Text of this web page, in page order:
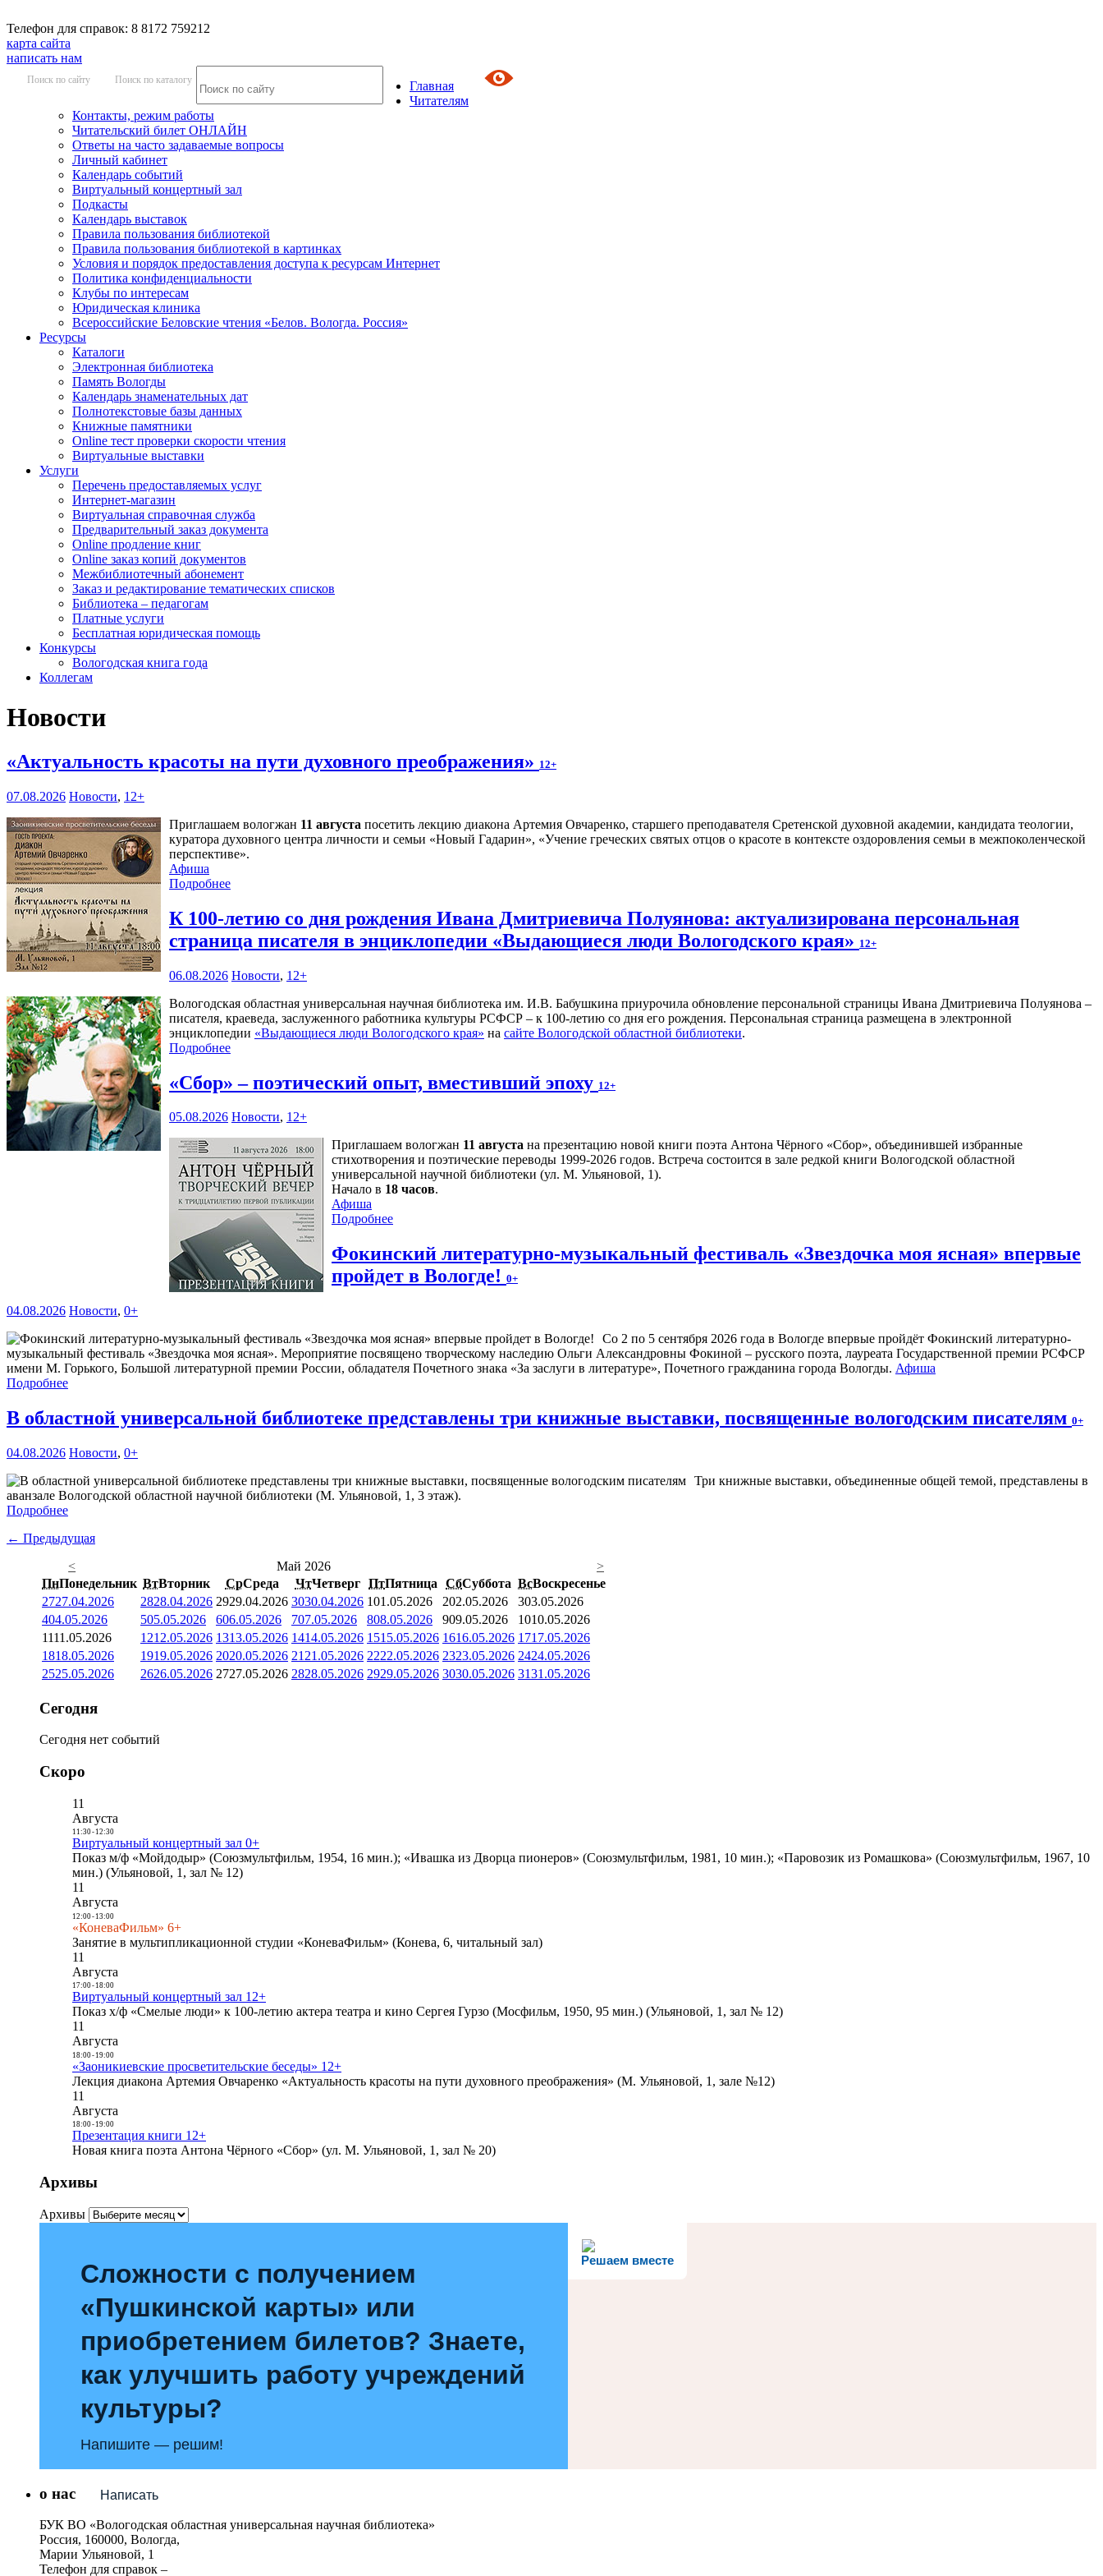
Телефон для справок: 8 8172 759212
карта сайта
написать нам
Поиск по сайту Поиск по каталогу
Главная
Читателям
Контакты, режим работы
Читательский билет ОНЛАЙН
Ответы на часто задаваемые вопросы
Личный кабинет
Календарь событий
Виртуальный концертный зал
Подкасты
Календарь выставок
Правила пользования библиотекой
Правила пользования библиотекой в картинках
Условия и порядок предоставления доступа к ресурсам Интернет
Политика конфиденциальности
Клубы по интересам
Юридическая клиника
Всероссийские Беловские чтения «Белов. Вологда. Россия»
Ресурсы
Каталоги
Электронная библиотека
Память Вологды
Календарь знаменательных дат
Полнотекстовые базы данных
Книжные памятники
Online тест проверки скорости чтения
Виртуальные выставки
Услуги
Перечень предоставляемых услуг
Интернет-магазин
Виртуальная справочная служба
Предварительный заказ документа
Online продление книг
Online заказ копий документов
Межбиблиотечный абонемент
Заказ и редактирование тематических списков
Библиотека – педагогам
Платные услуги
Бесплатная юридическая помощь
Конкурсы
Вологодская книга года
Коллегам
Новости
«Актуальность красоты на пути духовного преображения» 12+
07.08.2026 Новости, 12+
Приглашаем вологжан 11 августа посетить лекцию диакона Артемия Овчаренко, старшего преподавателя Сретенской духовной академии, кандидата теологии,
куратора духовного центра личности и семьи «Новый Гадарин», «Учение греческих святых отцов о красоте в контексте оздоровления семьи в межпоколенческой
перспективе».
Афиша
Подробнее
К 100-летию со дня рождения Ивана Дмитриевича Полуянова: актуализирована персональная
страница писателя в энциклопедии «Выдающиеся люди Вологодского края» 12+
06.08.2026 Новости, 12+
Вологодская областная универсальная научная библиотека им. И.В. Бабушкина приурочила обновление персональной страницы Ивана Дмитриевича Полуянова –
писателя, краеведа, заслуженного работника культуры РСФСР – к 100‑летию со дня его рождения. Персональная страница размещена в электронной
энциклопедии «Выдающиеся люди Вологодского края» на сайте Вологодской областной библиотеки.
Подробнее
«Сбор» – поэтический опыт, вместивший эпоху 12+
05.08.2026 Новости, 12+
Приглашаем вологжан 11 августа на презентацию новой книги поэта Антона Чёрного «Сбор», объединившей избранные
стихотворения и поэтические переводы 1999-2026 годов. Встреча состоится в зале редкой книги Вологодской областной
универсальной научной библиотеки (ул. М. Ульяновой, 1).
Начало в 18 часов.
Афиша
Подробнее
Фокинский литературно-музыкальный фестиваль «Звездочка моя ясная» впервые
пройдет в Вологде! 0+
04.08.2026 Новости, 0+
Со 2 по 5 сентября 2026 года в Вологде впервые пройдёт Фокинский литературно-
музыкальный фестиваль «Звездочка моя ясная». Мероприятие посвящено творческому наследию Ольги Александровны Фокиной – русского поэта, лауреата Государственной премии РСФСР
имени М. Горького, Большой литературной премии России, обладателя Почетного знака «За заслуги в литературе», Почетного гражданина города Вологды. Афиша
Подробнее
В областной универсальной библиотеке представлены три книжные выставки, посвященные вологодским писателям 0+
04.08.2026 Новости, 0+
Три книжные выставки, объединенные общей темой, представлены в
аванзале Вологодской областной научной библиотеки (М. Ульяновой, 1, 3 этаж).
Подробнее
← Предыдущая
<
Май 2026
>
ПнПонедельник ВтВторник СрСреда ЧтЧетверг ПтПятница СбСуббота ВсВоскресенье
2727.04.2026 2828.04.2026 2929.04.2026 3030.04.2026 101.05.2026 202.05.2026 303.05.2026
404.05.2026 505.05.2026 606.05.2026 707.05.2026 808.05.2026 909.05.2026 1010.05.2026
1111.05.2026 1212.05.2026 1313.05.2026 1414.05.2026 1515.05.2026 1616.05.2026 1717.05.2026
1818.05.2026 1919.05.2026 2020.05.2026 21 21.05.2026 2222.05.2026 2323.05.2026 2424.05.2026
2525.05.2026 2626.05.2026 2727.05.2026 2828.05.2026 2929.05.2026 3030.05.2026 3131.05.2026
Сегодня
Сегодня нет событий
Скоро
11
Августа
11:30- 12:30
Виртуальный концертный зал 0+
Показ м/ф «Мойдодыр» (Союзмультфильм, 1954, 16 мин.); «Ивашка из Дворца пионеров» (Союзмультфильм, 1981, 10 мин.); «Паровозик из Ромашкова» (Союзмультфильм, 1967, 10
мин.) (Ульяновой, 1, зал № 12)
11
Августа
12:00- 13:00
«КоневаФильм» 6+
Занятие в мультипликационной студии «КоневаФильм» (Конева, 6, читальный зал)
11
Августа
17:00- 18:00
Виртуальный концертный зал 12+
Показ х/ф «Смелые люди» к 100-летию актера театра и кино Сергея Гурзо (Мосфильм, 1950, 95 мин.) (Ульяновой, 1, зал № 12)
11
Августа
18:00- 19:00
«Заоникиевские просветительские беседы» 12+
Лекция диакона Артемия Овчаренко «Актуальность красоты на пути духовного преображения» (М. Ульяновой, 1, зале №12)
11
Августа
18:00- 19:00
Презентация книги 12+
Новая книга поэта Антона Чёрного «Сбор» (ул. М. Ульяновой, 1, зал № 20)
Архивы
Архивы
Решаем вместе
Сложности с получением
«Пушкинской карты» или
приобретением билетов? Знаете,
как улучшить работу учреждений
культуры?
Напишите — решим!
Написать
о нас
БУК ВО «Вологодская областная универсальная научная библиотека»
Россия, 160000, Вологда,
Марии Ульяновой, 1
Телефон для справок –